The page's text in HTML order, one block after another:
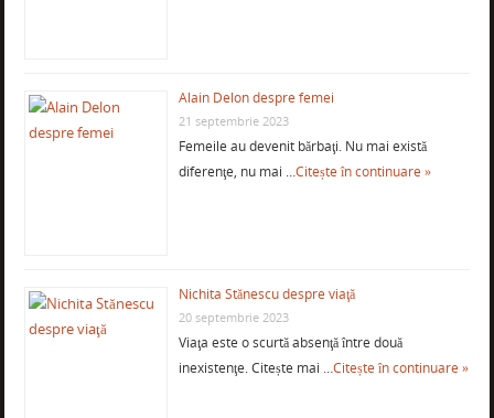
Alain Delon despre femei
21 septembrie 2023
Femeile au devenit bărbaţi. Nu mai există
diferenţe, nu mai …Citește în continuare »
Nichita Stănescu despre viaţă
20 septembrie 2023
Viaţa este o scurtă absenţă între două
inexistenţe. Citește mai …Citește în continuare »